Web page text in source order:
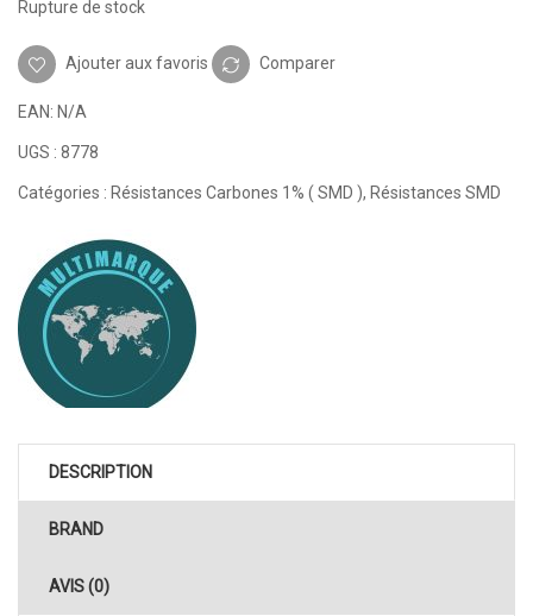
Rupture de stock
Ajouter aux favoris Comparer
EAN: N/A
UGS : 8778
Catégories : Résistances Carbones 1% ( SMD ), Résistances SMD
DESCRIPTION
BRAND
AVIS (0)